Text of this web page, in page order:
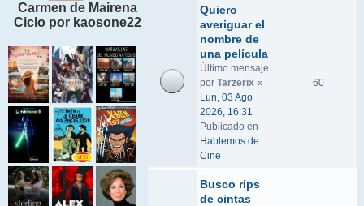
Carmen de Mairena
Ciclo por kaosone22
Quiero
averiguar el
nombre de
una película
Último mensaje
por Tarzerix «
Lun, 03 Ago
2026, 16:31
Publicado en
Hablemos de
Cine
60
Busco rips
de cintas